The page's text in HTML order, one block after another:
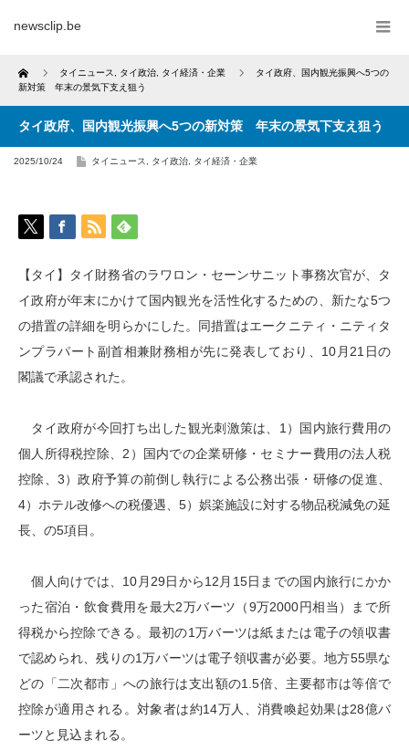
newsclip.be
Home タイニュース タイ政治 タイ経済・企業
タイ政府、国内観光振興へ5つの
新対策 年末の景気下支え狙う
タイ政府、国内観光振興へ5つの新対策 年末の景気下支え狙う
2025/10/24 タイニュース タイ政治 タイ経済・企業
【タイ】タイ財務省のラワロン・セーンサニット事務次官が、タ
イ政府が年末にかけて国内観光を活性化するための、新たな5つ
の措置の詳細を明らかにした。同措置はエークニティ・ニティタ
ンプラパート副首相兼財務相が先に発表しており、10月21日の
閣議で承認された。
タイ政府が今回打ち出した観光刺激策は、1）国内旅行費用の
個人所得税控除、2）国内での企業研修・セミナー費用の法人税
控除、3）政府予算の前倒し執行による公務出張・研修の促進、
4）ホテル改修への税優遇、5）娯楽施設に対する物品税減免の延
長、の5項目。
個人向けでは、10月29日から12月15日までの国内旅行にかか
った宿泊・飲食費用を最大2万バーツ（9万2000円相当）まで所
得税から控除できる。最初の1万バーツは紙または電子の領収書
で認められ、残りの1万バーツは電子領収書が必要。地方55県な
どの「二次都市」への旅行は支出額の1.5倍、主要都市は等倍で
控除が適用される。対象者は約14万人、消費喚起効果は28億バ
ーツと見込まれる。